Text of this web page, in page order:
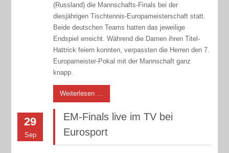
(Russland) die Mannschafts-Finals bei der
diesjährigen Tischtennis-Europameisterschaft statt.
Beide deutschen Teams hatten das jeweilige
Endspiel erreicht. Während die Damen ihren Titel-
Hattrick feiern konnten, verpassten die Herren den 7.
Europameister-Pokal mit der Mannschaft ganz
knapp.
Weiterlesen …
29
Sep
EM-Finals live im TV bei
Eurosport